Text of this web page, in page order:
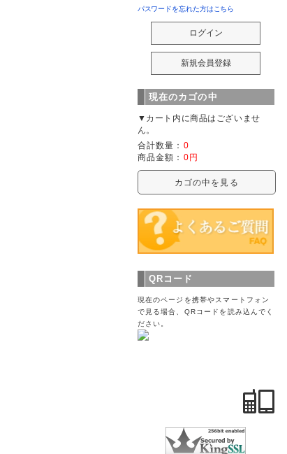
パスワードを忘れた方はこちら
現在のカゴの中
▼カート内に商品はございませ
ん。
合計数量： 0
商品金額： 0円
カゴの中を見る
QRコード
現在のページを携帯やスマートフォン
で見る場合、QRコードを読み込んでく
ださい。